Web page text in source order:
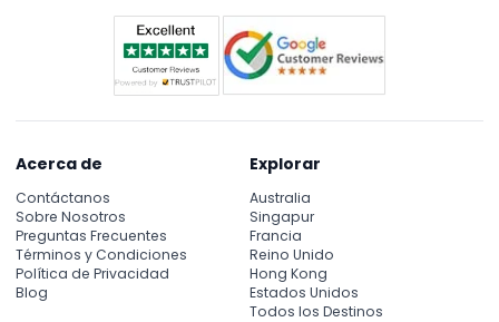
Acerca de
Contáctanos
Sobre Nosotros
Preguntas Frecuentes
Términos y Condiciones
Política de Privacidad
Blog
Explorar
Australia
Singapur
Francia
Reino Unido
Hong Kong
Estados Unidos
Todos los Destinos